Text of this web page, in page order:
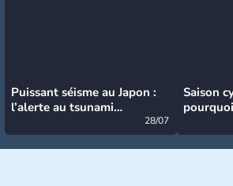
Puissant séisme au Japon :
l’alerte au tsunami
28/07
Saison